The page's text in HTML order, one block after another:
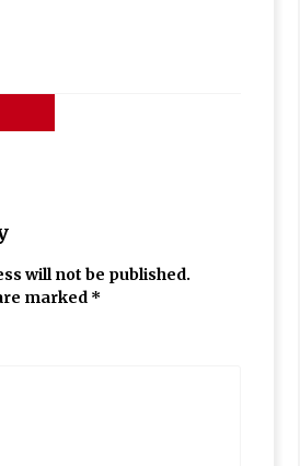
will not be published.
marked *